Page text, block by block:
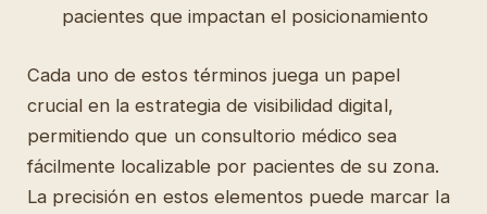
pacientes que impactan el posicionamiento
Cada uno de estos términos juega un papel
crucial en la estrategia de visibilidad digital,
permitiendo que un consultorio médico sea
fácilmente localizable por pacientes de su zona.
La precisión en estos elementos puede marcar la